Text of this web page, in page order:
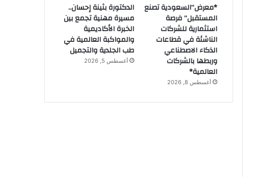
*معرض”السعودية تصنع
المستقبل” فرصة
استثمارية للشركات
الناشئة في قطاعات
الذكاء الاصطناعي
وربطها بالشركات
العالمية*
أغسطس 8, 2026
الدكتورة بثينة إحسان..
مسيرة مهنية تجمع بين
الخبرة الأكاديمية
والمواكبة العالمية في
طب الجلدية والتجميل
أغسطس 5, 2026